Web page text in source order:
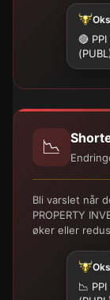
🔴 PPI
📉
Bli varslet når
PROPERTY
øker eller
📉